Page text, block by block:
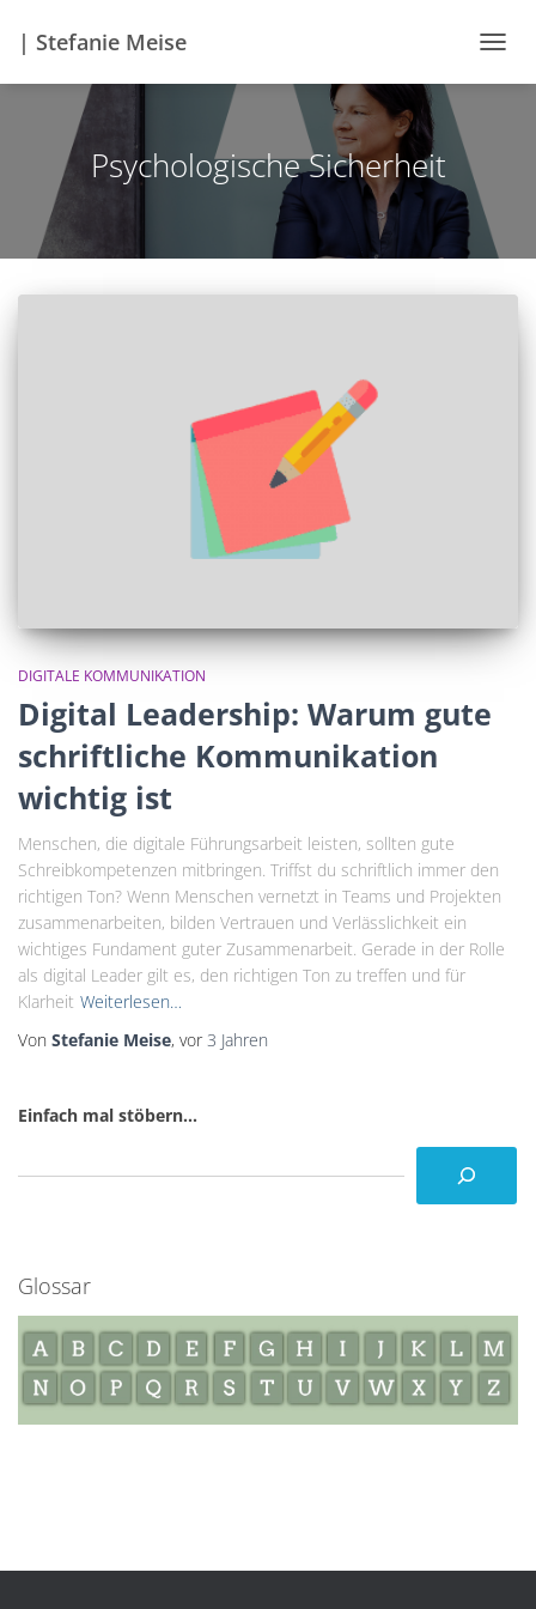
| Stefanie Meise
Psychologische Sicherheit
DIGITALE KOMMUNIKATION
Digital Leadership: Warum gute
schriftliche Kommunikation
wichtig ist
Menschen, die digitale Führungsarbeit leisten, sollten gute
Schreibkompetenzen mitbringen. Triffst du schriftlich immer den
richtigen Ton? Wenn Menschen vernetzt in Teams und Projekten
zusammenarbeiten, bilden Vertrauen und Verlässlichkeit ein
wichtiges Fundament guter Zusammenarbeit. Gerade in der Rolle
als digital Leader gilt es, den richtigen Ton zu treffen und für
Klarheit Weiterlesen…
Von Stefanie Meise, vor 3 Jahren
Einfach mal stöbern...
Glossar